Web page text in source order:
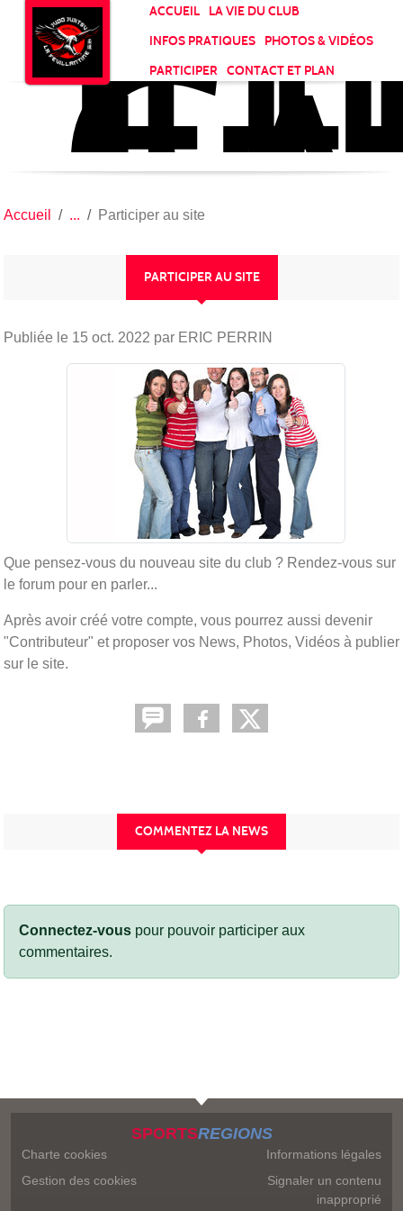
ACCUEIL
LA VIE DU CLUB
INFOS PRATIQUES
PHOTOS & VIDÉOS
PARTICIPER
CONTACT ET PLAN
LA
Accueil Participer au site
PARTICIPER AU SITE
Publiée le 15 oct. 2022 par ERIC PERRIN
Que pensez-vous du nouveau site du club ? Rendez-vous sur
le forum pour en parler...
Après avoir créé votre compte, vous pourrez aussi devenir
"Contributeur" et proposer vos News, Photos, Vidéos à publier
sur le site.
COMMENTEZ LA NEWS
Connectez-vous pour pouvoir participer aux
commentaires.
SPORTSREGIONS
Charte cookies
Gestion des cookies
Informations légales
Signaler un contenu
inapproprié
Panneau de gestion des cookies